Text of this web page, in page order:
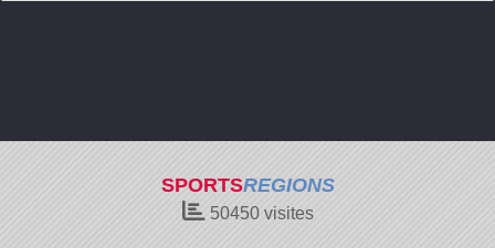
SPORTSREGIONS
50450visites